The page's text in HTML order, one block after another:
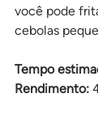
você pode
cebolas
Tempo
Rendimento: